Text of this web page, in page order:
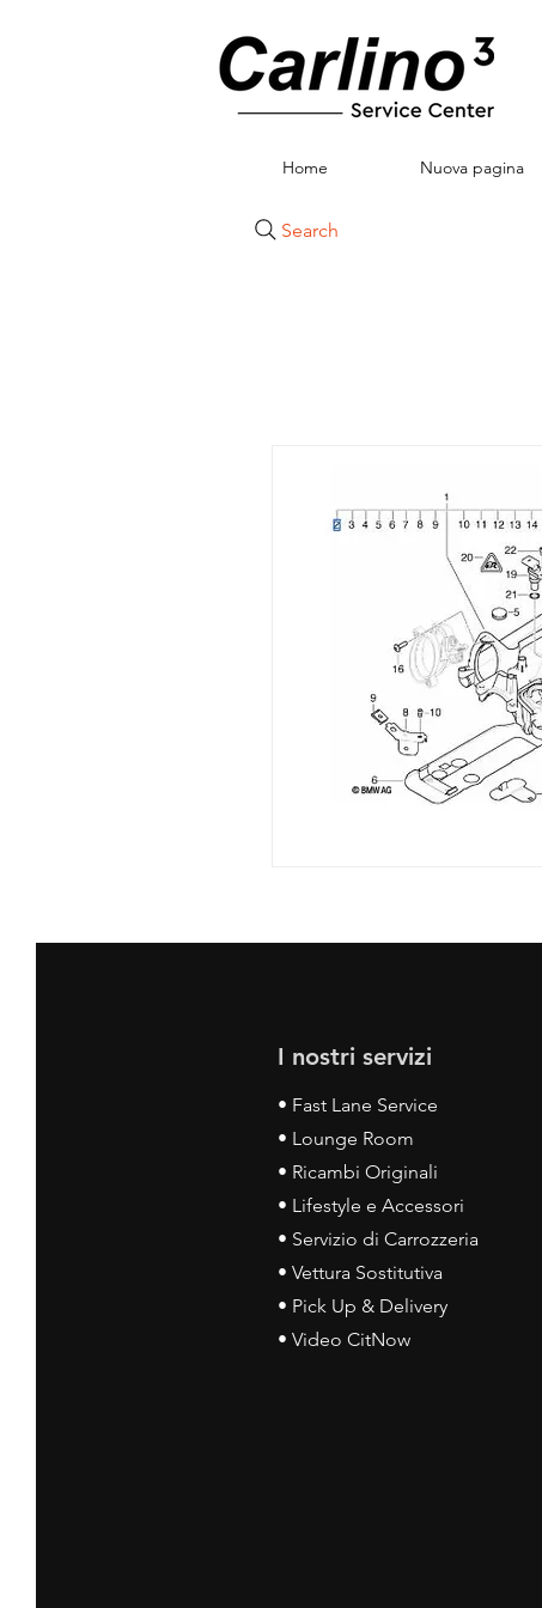
Home Nuova pagina
Search
I nostri servizi
• Fast Lane Service
• Lounge Room
• Ricambi Originali
• Lifestyle e Accessori
• Servizio di Carrozzeria
• Vettura Sostitutiva
• Pick Up & Delivery
• Video CitNow